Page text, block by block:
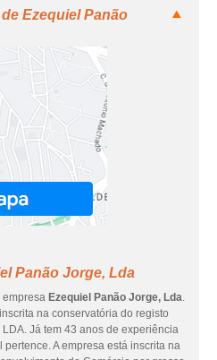
Ezequiel Panão
Panão Jorge, Lda
empresa Ezequiel Panão Jorge, Lda.
na conservatória do registo
Já tem 43 anos de experiência
A empresa está inscrita na